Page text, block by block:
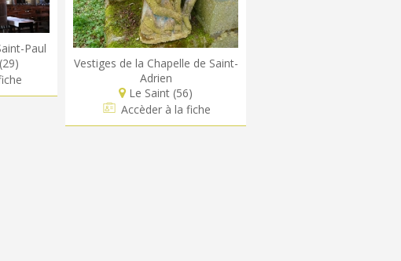
Paul
Vestiges de la Chapelle de Saint-
Adrien
Le Saint (56)
Accèder à la fiche